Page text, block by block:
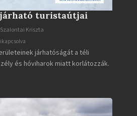
járható turistaútjai
Szalontai Kriszta
járhatóságát a téli
és hóviharok miatt korlátozzák.